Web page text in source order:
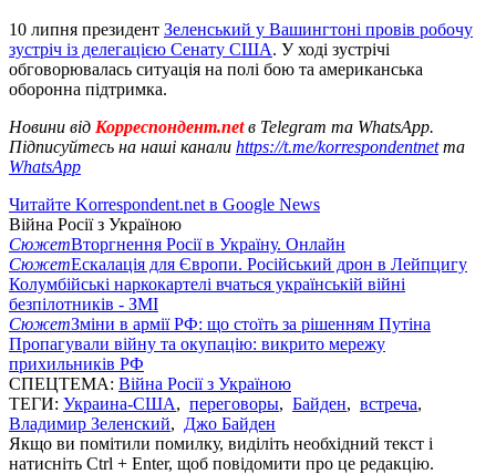
10 липня президент Зеленський у Вашингтоні провів робочу
зустріч із делегацією Сенату США. У ході зустрічі
обговорювалась ситуація на полі бою та американська
оборонна підтримка.
Новини від Корреспондент.netв Telegram та WhatsApp.
Підписуйтесь на наші канали https://t.me/korrespondentnetта
WhatsApp
Читайте Korrespondent.net в Google News
Війна Росії з Україною
СюжетВторгнення Росії в Україну. Онлайн
СюжетЕскалація для Європи. Російський дрон в Лейпцигу
Колумбійські наркокартелі вчаться українській війні
безпілотників - ЗМІ
СюжетЗміни в армії РФ: що стоїть за рішенням Путіна
Пропагували війну та окупацію: викрито мережу
прихильників РФ
СПЕЦТЕМА: Війна Росії з Україною
ТЕГИ: Украина-США, переговоры, Байден, встреча,
Владимир Зеленский, Джо Байден
Якщо ви помітили помилку, виділіть необхідний текст і
натисніть Ctrl + Enter, щоб повідомити про це редакцію.